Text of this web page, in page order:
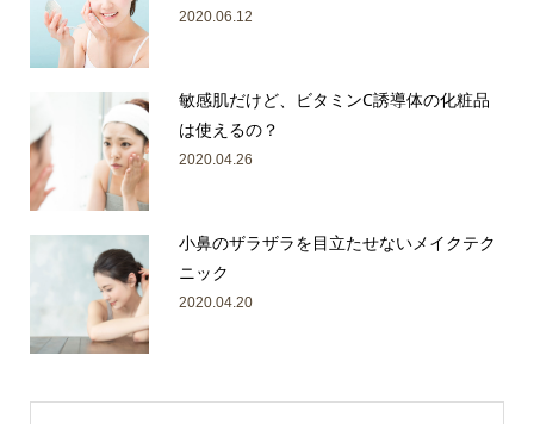
2020.06.12
敏感肌だけど、ビタミンC誘導体の化粧品
は使えるの？
2020.04.26
小鼻のザラザラを目立たせないメイクテク
ニック
2020.04.20